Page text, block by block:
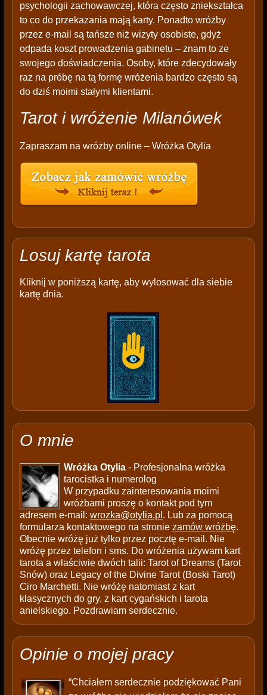
psychologii zachowawczej, która często zniekształca
to co do przekazania mają karty. Ponadto wróżby
przez e-mail są tańsze niż wizyty osobiste, gdyż
odpada koszt prowadzenia gabinetu – znam to ze
swojego doświadczenia. Osoby, które zdecydowały
raz na próbę na tą formę wróżenia bardzo często są
do dziś moimi stałymi klientami.
Tarot i wróżenie Milanówek
Zapraszam na wróżby online – Wróżka Otylia
Losuj kartę tarota
Kliknij w poniższą kartę, aby wylosować dla siebie
kartę dnia.
O mnie
Wróżka Otylia- Profesjonalna wróżka
tarocistka i numerolog
W przypadku zainteresowania moimi
wróżbami proszę o kontakt pod tym
adresem e-mail: wrozka@otylia.pl . Lub za pomocą
formularza kontaktowego na stronie zamów wróżbę.
Obecnie wróżę już tylko przez pocztę e-mail. Nie
wróżę przez telefon i sms. Do wróżenia używam kart
tarota a właściwie dwóch talii: Tarot of Dreams (Tarot
Snów) oraz Legacy of the Divine Tarot (Boski Tarot)
Ciro Marchetti. Nie wróżę natomiast z kart
klasycznych do gry, z kart cygańskich i tarota
anielskiego. Pozdrawiam serdecznie.
Opinie o mojej pracy
“Chciałem serdecznie podziękować Pani